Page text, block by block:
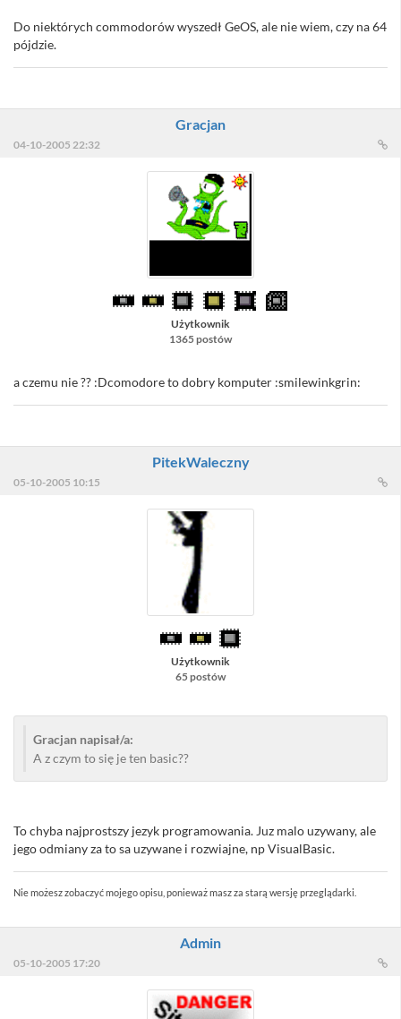
Do niektórych commodorów wyszedł GeOS, ale nie wiem, czy na 64
pójdzie.
Gracjan
04-10-2005 22:32
Użytkownik
1365 postów
a czemu nie ?? :Dcomodore to dobry komputer :smilewinkgrin:
PitekWaleczny
05-10-2005 10:15
Użytkownik
65 postów
Gracjan napisał/a:
A z czym to się je ten basic??
To chyba najprostszy jezyk programowania. Juz malo uzywany, ale
jego odmiany za to sa uzywane i rozwiajne, np VisualBasic.
Nie możesz zobaczyć mojego opisu, ponieważ masz za starą wersję przeglądarki.
Admin
05-10-2005 17:20